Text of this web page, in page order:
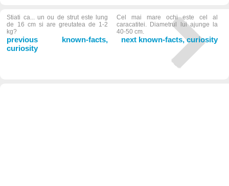
Stiati ca... un ou de strut este lung
de 16 cm si are greutatea de 1-2
kg?
previous known-facts,
curiosity
Cel mai mare ochi este cel al
caracatitei. Diametrul lui ajunge la
40-50 cm.
next known-facts, curiosity